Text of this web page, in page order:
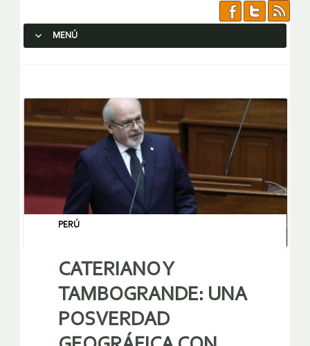
MENÚ
PERÚ
CATERIANO Y
TAMBOGRANDE: UNA
POSVERDAD